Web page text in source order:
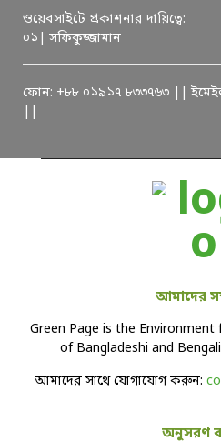
ওয়েবসাইটে প্রকাশনার দায়িত্বে:
০১| সফিকুজ্জামান
ফোন: +৮৮ ০১৯১৭ ৮৩৩৭৬৩ ||
আমাদের
Green Page is the
of Bangladeshi and
আমাদের সাথে যোগাযোগ করুন:
অনুসরণ